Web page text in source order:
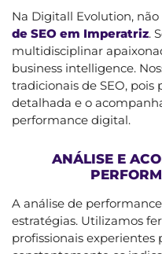
Na Digitall Evolution,
de SEO em Imperatriz.
multidisciplinar
business intelligence.
tradicionais de SEO, pois
detalhada e o
performance digital.
ANÁLISE E
A análise de
estratégias. Utilizamos
profissionais experientes